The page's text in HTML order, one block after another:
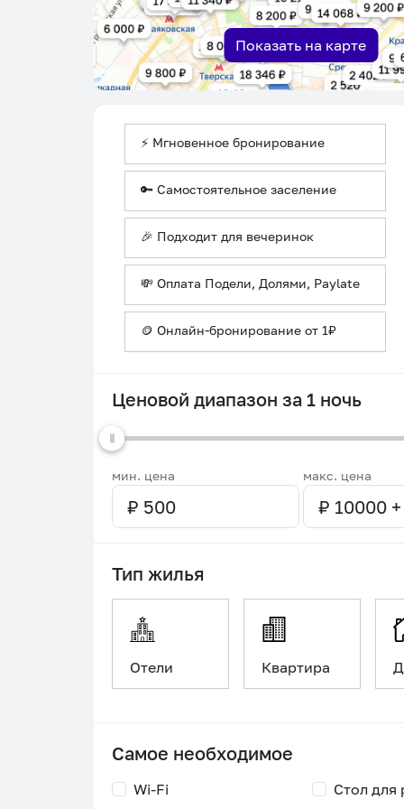
Показать на карте
⚡ Мгновенное бронирование
🔑 Самостоятельное заселение
🎉 Подходит для вечеринок
💸 Оплата Подели, Долями, Paylate
🪙 Онлайн-бронирование от 1₽
Ценовой диапазон за 1 ночь
мин. цена макс. цена
Тип жилья
Отели Квартира
Самое необходимое
Wi-Fi
Стол для